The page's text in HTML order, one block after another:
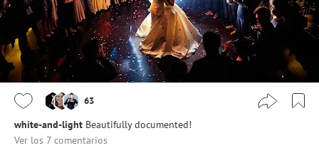
63
white-and-light Beautifully documented!
Ver los 7 comentarios